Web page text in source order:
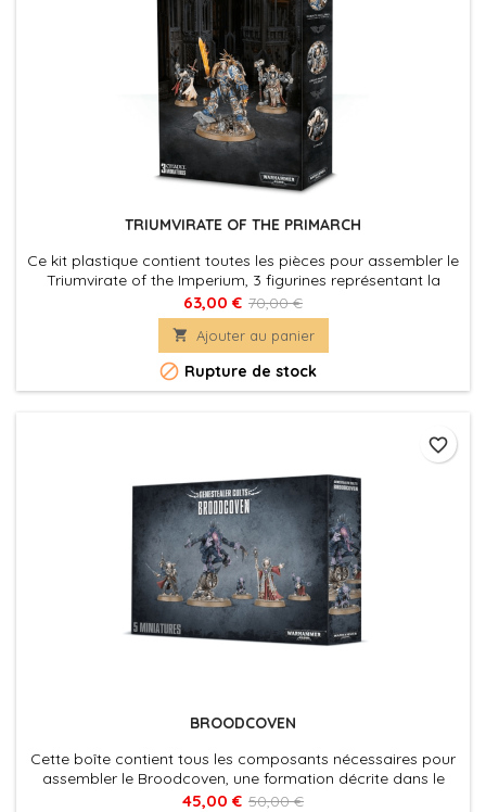
TRIUMVIRATE OF THE PRIMARCH
Ce kit plastique contient toutes les pièces pour assembler le
Triumvirate of the Imperium, 3 figurines représentant la
formation éponyme de Gathering Storm: L'Avènement du
Primarch.
63,00 € 70,00 €
 Ajouter au panier
 Rupture de stock
BROODCOVEN
Cette boîte contient tous les composants nécessaires pour
assembler le Broodcoven, une formation décrite dans le
Codex: Genestealer Cults.
45,00 € 50,00 €
favorite_border